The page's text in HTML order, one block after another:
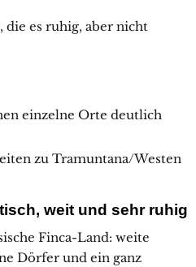
die es ruhig, aber nicht
einzelne Orte deutlich
zu Tramuntana/Westen
weit und sehr ruhig
Finca-Land: weite
Dörfer und ein ganz